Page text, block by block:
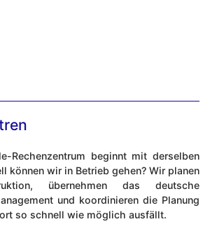
Rechenzentrum beginnt mit derselben
können wir in Betrieb gehen? Wir planen
übernehmen das deutsche
und koordinieren die Planung
so schnell wie möglich ausfällt.